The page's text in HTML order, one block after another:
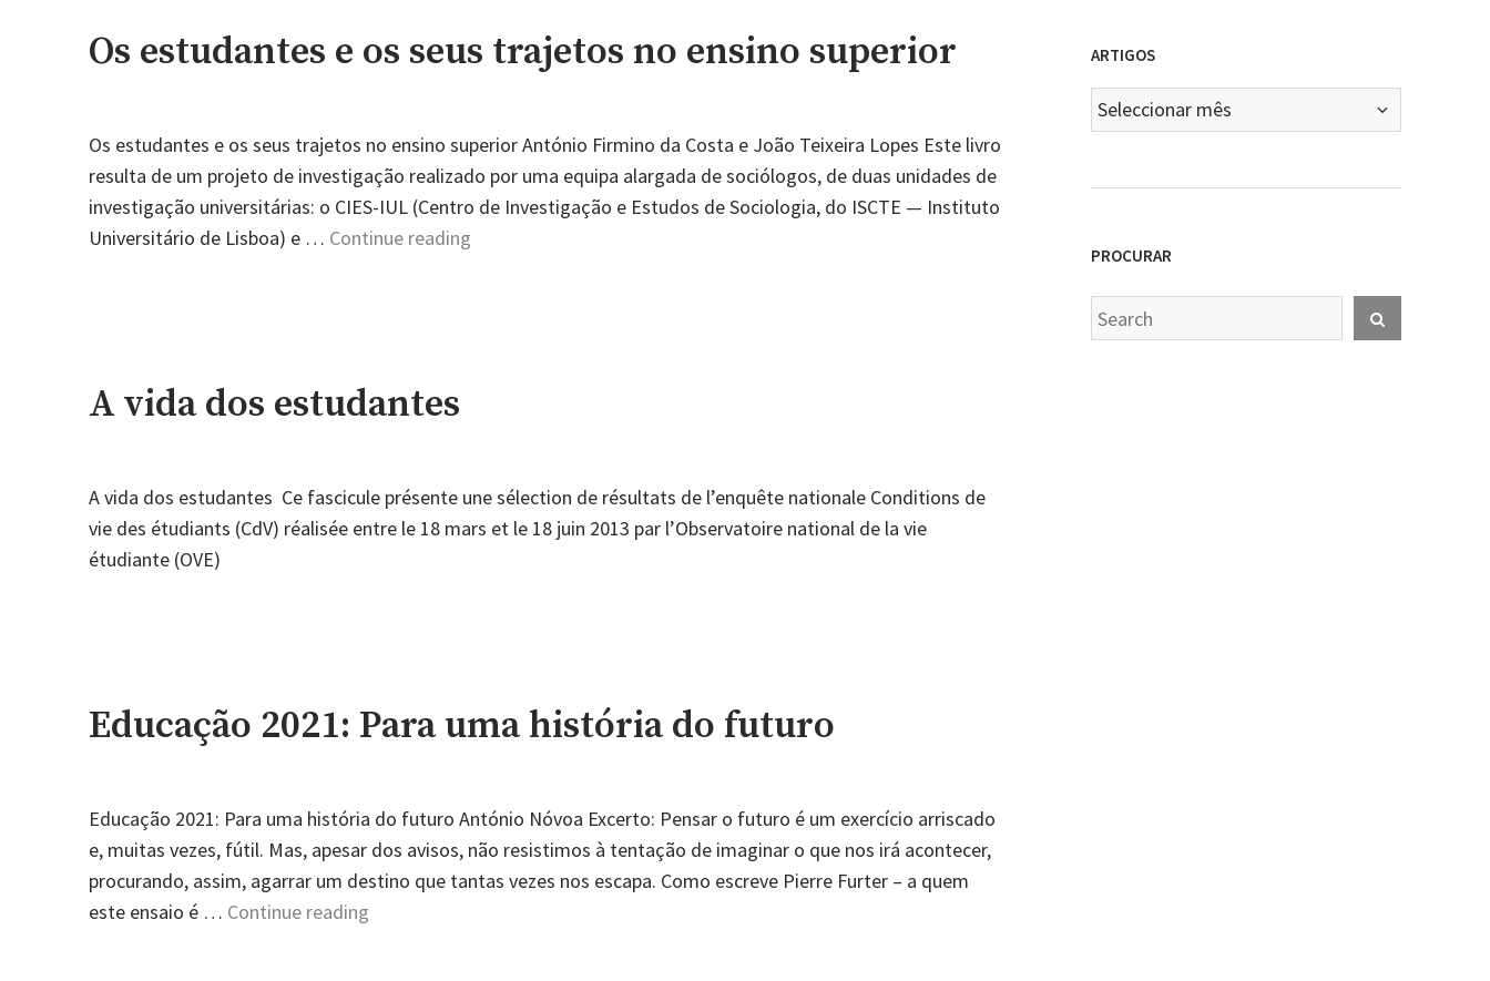
Os estudantes e os seus trajetos no ensino superior
Os estudantes e os seus trajetos no ensino superior António Firmino da Costa e João Teixeira Lopes Este livro
resulta de um projeto de investigação realizado por uma equipa alargada de sociólogos, de duas unidades de
investigação universitárias: o CIES-IUL (Centro de Investigação e Estudos de Sociologia, do ISCTE — Instituto
Universitário de Lisboa) e … Continue reading"Os
superior"
A vida dos estudantes
A vida dos estudantes Ce fascicule présente une sélection de résultats de l’enquête nationale Conditions de
vie des étudiants (CdV) réalisée entre le 18 mars et le 18 juin 2013 par l’Observatoire national de la vie
étudiante (OVE)
Educação 2021: Para uma história do futuro
Educação 2021: Para uma história do futuro António Nóvoa Excerto: Pensar o futuro é um exercício arriscado
e, muitas vezes, fútil. Mas, apesar dos avisos, não resistimos à tentação de imaginar o que nos irá acontecer,
procurando, assim, agarrar um destino que tantas vezes nos escapa. Como escreve Pierre Furter – a quem
este ensaio é … Continue reading"Educação
ARTIGOS
Artigos
PROCURAR
Search
for: